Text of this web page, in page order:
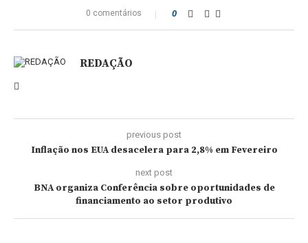
0 comentários 0
REDAÇÃO
previous post
Inflação nos EUA desacelera para 2,8% em Fevereiro
next post
BNA organiza Conferência sobre oportunidades de
financiamento ao setor produtivo